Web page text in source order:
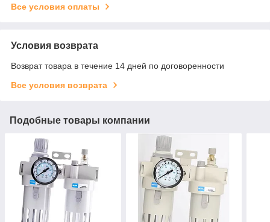
Все условия оплаты
Условия возврата
Возврат товара в течение 14 дней по договоренности
Все условия возврата
Подобные товары компании